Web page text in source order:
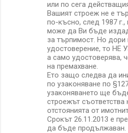
или по сега
Вашият строеж не е
по-късно, след 1987
може да Ви бъде
за търпимост. Но дори
удостоверение, то НЕ
а само удостоверява,
на премахване.
Ето защо следва да
по узаконяване по
узаконяването ще
строежът съответства
отстоянията от
Срокът 26.11.2013 е
да бъде продължаван.